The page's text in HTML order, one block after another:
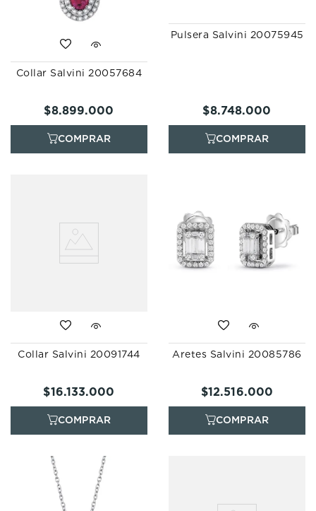
Collar Salvini 20057684
$8.899.000
Pulsera Salvini 20075945
$8.748.000
Collar Salvini 20091744
$16.133.000
Aretes Salvini 20085786
$12.516.000